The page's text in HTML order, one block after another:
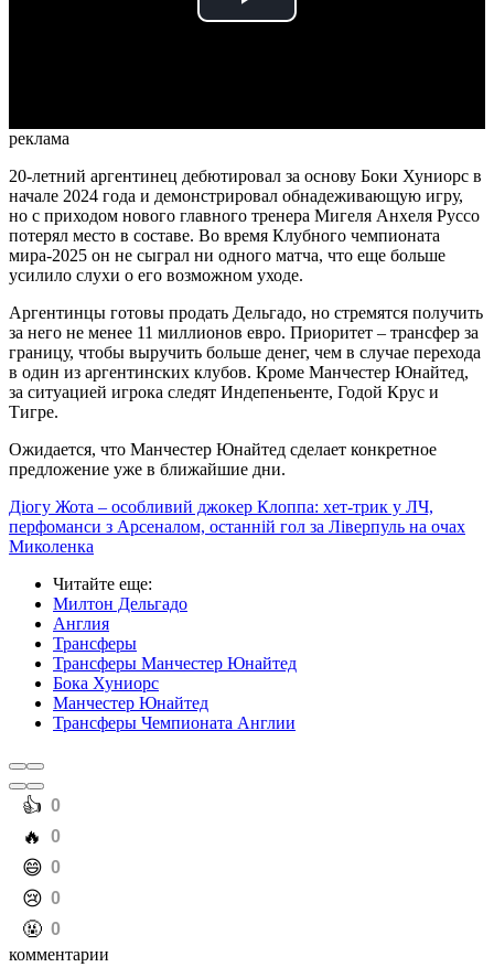
Play
реклама
20-летний аргентинец дебютировал за основу Боки Хуниорс в
начале 2024 года и демонстрировал обнадеживающую игру,
но с приходом нового главного тренера Мигеля Анхеля Руссо
потерял место в составе. Во время Клубного чемпионата
мира-2025 он не сыграл ни одного матча, что еще больше
усилило слухи о его возможном уходе.
Аргентинцы готовы продать Дельгадо, но стремятся получить
за него не менее 11 миллионов евро. Приоритет – трансфер за
границу, чтобы выручить больше денег, чем в случае перехода
в один из аргентинских клубов. Кроме Манчестер Юнайтед,
за ситуацией игрока следят Индепеньенте, Годой Крус и
Тигре.
Ожидается, что Манчестер Юнайтед сделает конкретное
предложение уже в ближайшие дни.
Діогу Жота – особливий джокер Клоппа: хет-трик у ЛЧ,
перфоманси з Арсеналом, останній гол за Ліверпуль на очах
Миколенка
Читайте еще:
Милтон Дельгадо
Англия
Трансферы
Трансферы Манчестер Юнайтед
Бока Хуниорс
Манчестер Юнайтед
Трансферы Чемпионата Англии
️👍 0
️🔥 0
️😄 0
️😢 0
️🤬 0
комментарии